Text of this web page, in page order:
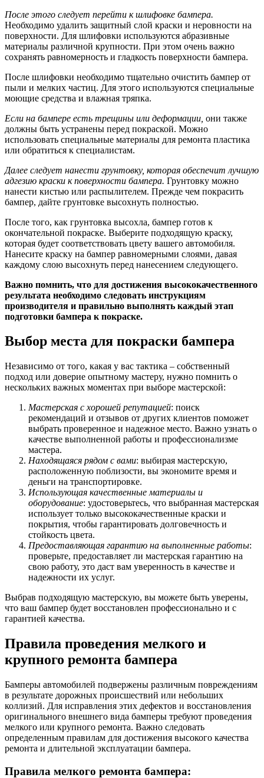
После этого следует перейти к шлифовке бампера.
Необходимо удалить защитный слой краски и неровности на
поверхности. Для шлифовки используются абразивные
материалы различной крупности. При этом очень важно
сохранять равномерность и гладкость поверхности бампера.
После шлифовки необходимо тщательно очистить бампер от
пыли и мелких частиц. Для этого используются специальные
моющие средства и влажная тряпка.
Если на бампере есть трещины или деформации, они также
должны быть устранены перед покраской. Можно
использовать специальные материалы для ремонта пластика
или обратиться к специалистам.
Далее следует нанести грунтовку, которая обеспечит лучшую
адгезию краски к поверхности бампера. Грунтовку можно
нанести кистью или распылителем. Прежде чем покрасить
бампер, дайте грунтовке высохнуть полностью.
После того, как грунтовка высохла, бампер готов к
окончательной покраске. Выберите подходящую краску,
которая будет соответствовать цвету вашего автомобиля.
Нанесите краску на бампер равномерными слоями, давая
каждому слою высохнуть перед нанесением следующего.
Важно помнить, что для достижения высококачественного
результата необходимо следовать инструкциям
производителя и правильно выполнять каждый этап
подготовки бампера к покраске.
Выбор места для покраски бампера
Независимо от того, какая у вас тактика – собственный
подход или доверие опытному мастеру, нужно помнить о
нескольких важных моментах при выборе мастерской:
Мастерская с хорошей репутацией: поиск
рекомендаций и отзывов от других клиентов поможет
выбрать проверенное и надежное место. Важно узнать о
качестве выполненной работы и профессионализме
мастера.
Находящаяся рядом с вами: выбирая мастерскую,
расположенную поблизости, вы экономите время и
деньги на транспортировке.
Использующая качественные материалы и
оборудование: удостоверьтесь, что выбранная мастерская
использует только высококачественные краски и
покрытия, чтобы гарантировать долговечность и
стойкость цвета.
Предоставляющая гарантию на выполненные работы:
проверьте, предоставляет ли мастерская гарантию на
свою работу, это даст вам уверенность в качестве и
надежности их услуг.
Выбрав подходящую мастерскую, вы можете быть уверены,
что ваш бампер будет восстановлен профессионально и с
гарантией качества.
Правила проведения мелкого и
крупного ремонта бампера
Бамперы автомобилей подвержены различным повреждениям
в результате дорожных происшествий или небольших
коллизий. Для исправления этих дефектов и восстановления
оригинального внешнего вида бамперы требуют проведения
мелкого или крупного ремонта. Важно следовать
определенным правилам для достижения высокого качества
ремонта и длительной эксплуатации бампера.
Правила мелкого ремонта бампера: